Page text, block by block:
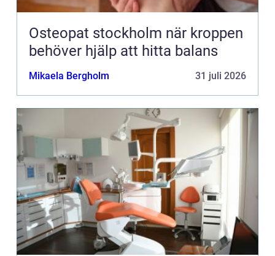
Osteopat stockholm när kroppen
behöver hjälp att hitta balans
Mikaela Bergholm 31 juli 2026